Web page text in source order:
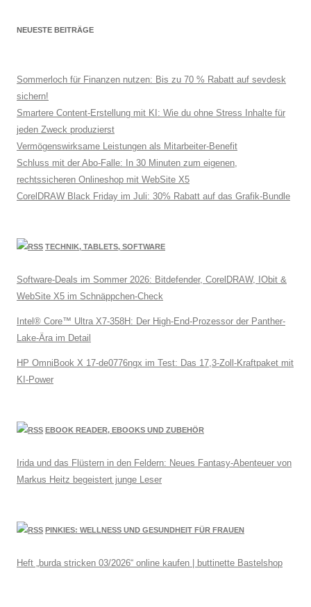
NEUESTE BEITRÄGE
Sommerloch für Finanzen nutzen: Bis zu 70 % Rabatt auf sevdesk
sichern!
Smartere Content-Erstellung mit KI: Wie du ohne Stress Inhalte für
jeden Zweck produzierst
Vermögenswirksame Leistungen als Mitarbeiter-Benefit
Schluss mit der Abo-Falle: In 30 Minuten zum eigenen,
rechtssicheren Onlineshop mit WebSite X5
CorelDRAW Black Friday im Juli: 30% Rabatt auf das Grafik-Bundle
TECHNIK, TABLETS, SOFTWARE
Software-Deals im Sommer 2026: Bitdefender, CorelDRAW, IObit &
WebSite X5 im Schnäppchen-Check
Intel® Core™ Ultra X7-358H: Der High-End-Prozessor der Panther-
Lake-Ära im Detail
HP OmniBook X 17-de0776ngx im Test: Das 17,3-Zoll-Kraftpaket mit
KI-Power
EBOOK READER, EBOOKS UND ZUBEHÖR
Irida und das Flüstern in den Feldern: Neues Fantasy-Abenteuer von
Markus Heitz begeistert junge Leser
PINKIES: WELLNESS UND GESUNDHEIT FÜR FRAUEN
Heft „burda stricken 03/2026“ online kaufen | buttinette Bastelshop